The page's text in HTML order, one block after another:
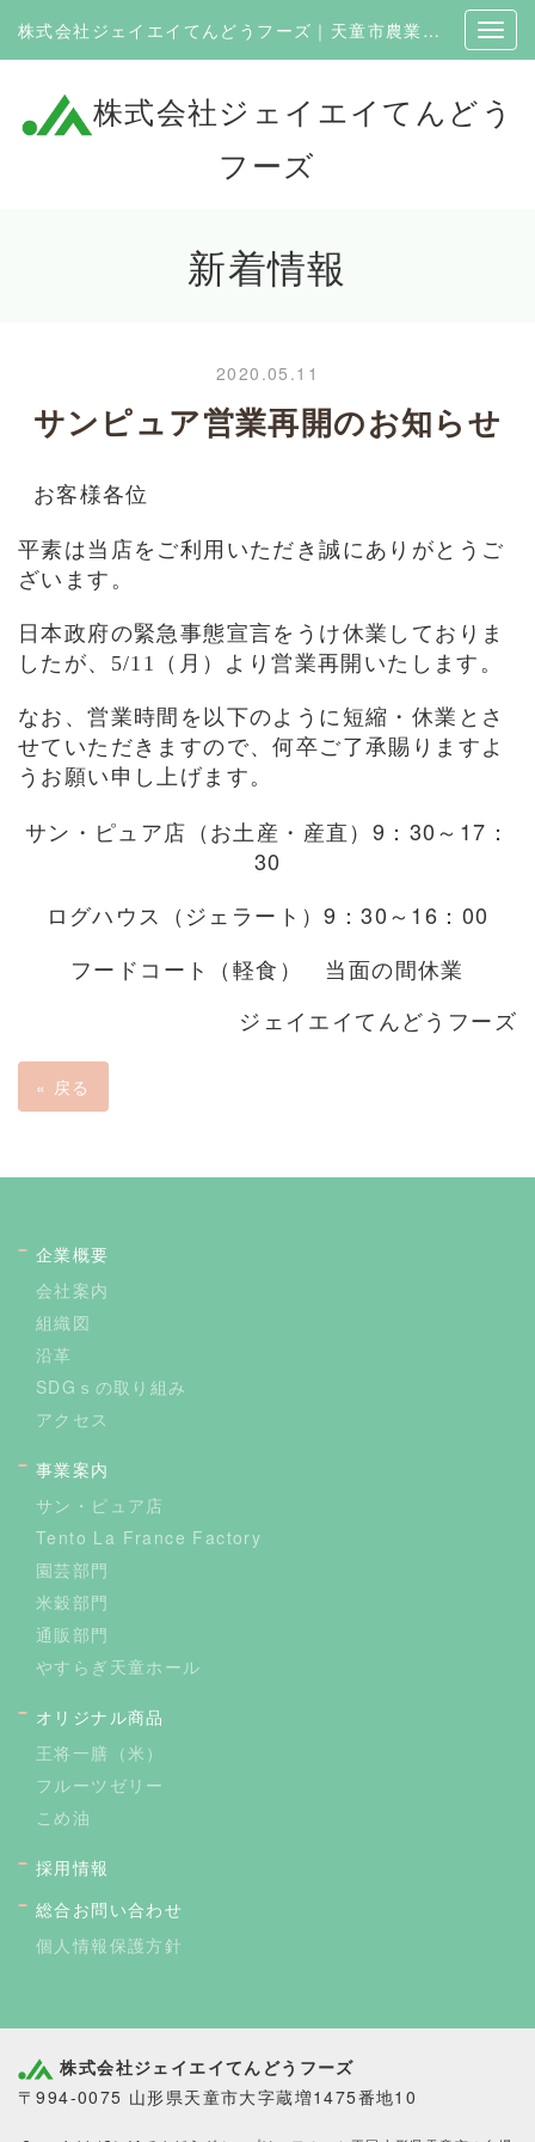
株式会社ジェイエイてんどうフーズ｜天童市農業協同組合100％出資の企業
株式会社ジェイエイてんどう
フーズ
新着情報
2020.05.11
サンピュア営業再開のお知らせ
お客様各位
平素は当店をご利用いただき誠にありがとうご
ざいます。
日本政府の緊急事態宣言をうけ休業しておりま
したが、 5/11（月）より営業再開いたします。
なお、営業時間を以下のように短縮・休業とさ
せていただきますので、何卒ご了承賜りますよ
うお願い申し上げます。
サン・ピュア店（お土産・産直）9：30～17：
30
ログハウス（ジェラート）9：30～16：00
フードコート（軽食） 当面の間休業
ジェイエイてんどうフーズ
« 戻る
企業概要
会社案内
組織図
沿革
SDGｓの取り組み
アクセス
事業案内
サン・ピュア店
Tento La France Factory
園芸部門
米穀部門
通販部門
やすらぎ天童ホール
オリジナル商品
王将一膳（米）
フルーツゼリー
こめ油
採用情報
総合お問い合わせ
個人情報保護方針
株式会社ジェイエイてんどうフーズ
〒994-0075 山形県天童市大字蔵増1475番地10